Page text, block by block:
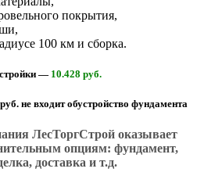
покрытия,
100 км и сборка.
— 10.428 руб.
не входит обустройство фундамента
ЛесТоргСтрой оказывает
опциям: фундамент,
доставка и т.д.